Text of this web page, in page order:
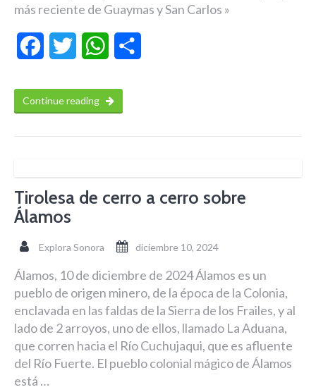
más reciente de Guaymas y San Carlos »
FacebookTwitter WhatsApp
Continue reading
Tirolesa de cerro a cerro sobre
Álamos
Explora Sonora diciembre 10, 2024
Álamos, 10 de diciembre de 2024 Álamos es un
pueblo de origen minero, de la época de la Colonia,
enclavada en las faldas de la Sierra de los Frailes, y al
lado de 2 arroyos, uno de ellos, llamado La Aduana,
que corren hacia el Río Cuchujaqui, que es afluente
del Río Fuerte. El pueblo colonial mágico de Álamos
está …